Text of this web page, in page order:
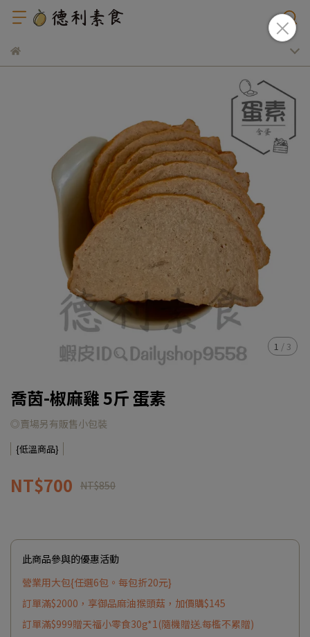
1 / 3
喬茵-椒麻雞 5斤 蛋素
◎賣場另有販售小包裝
{低溫商品}
NT$700 NT$850
此商品參與的優惠活動
營業用大包{任選6包。每包折20元}
訂單滿$2000，享御品麻油猴頭菇，加價購$145
訂單滿$999贈天福小零食30g*1(隨機贈送.每檻不累贈)